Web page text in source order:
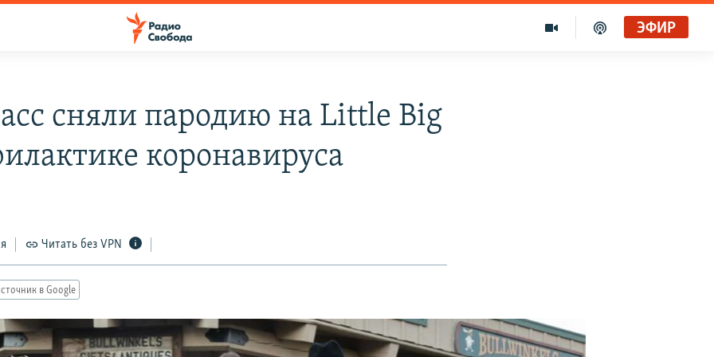
ЭФИР
сняли пародию на Little Big
коронавируса
Читать без VPN
в Google